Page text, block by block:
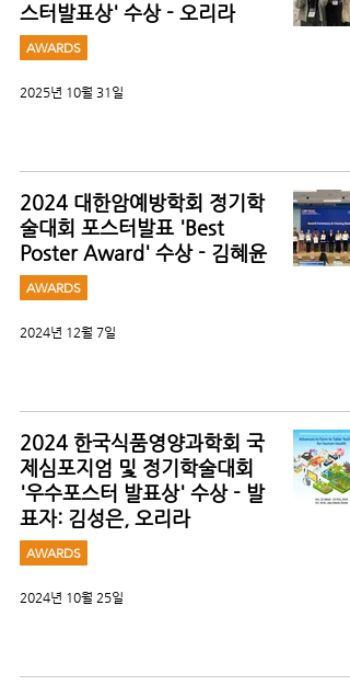
스터발표상' 수상 - 오리라
AWARDS
2025년 10월 31일
2024 대한암예방학회 정기학
술대회 포스터발표 'Best
Poster Award' 수상 - 김혜윤
AWARDS
2024년 12월 7일
2024 한국식품영양과학회 국
제심포지엄 및 정기학술대회
'우수포스터 발표상' 수상 - 발
표자: 김성은, 오리라
AWARDS
2024년 10월 25일